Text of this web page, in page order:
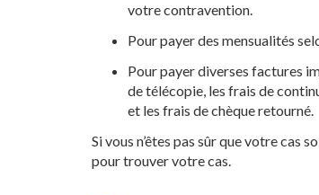
votre contravention.
Pour payer des mensualités
Pour payer diverses factures
de télécopie, les frais de
et les frais de chèque retourné.
Si vous n’êtes pas sûr que votre cas
pour trouver votre cas.